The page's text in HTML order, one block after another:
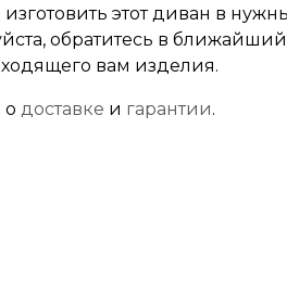
этот диван в
обратитесь в
вам изделия.
о доставке и гарантии.